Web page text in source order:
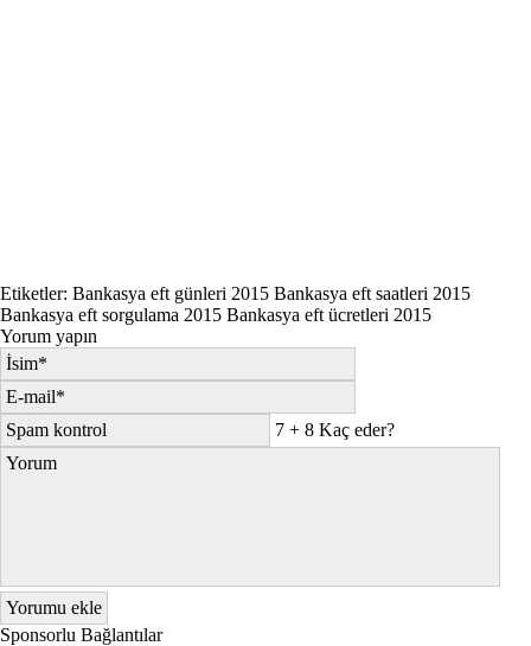
Etiketler: Bankasya eft günleri 2015 Bankasya eft saatleri 2015
Bankasya eft sorgulama 2015 Bankasya eft ücretleri 2015
Yorum yapın
7 + 8 Kaç eder?
Sponsorlu Bağlantılar